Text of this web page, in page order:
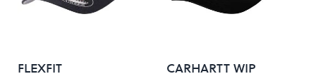
FLEXFIT CARHARTT WIP